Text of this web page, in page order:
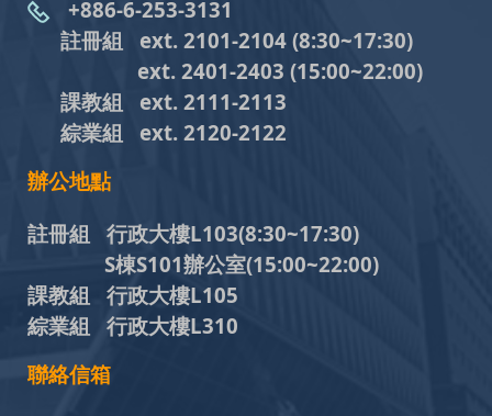
+886-6-253-3131
註冊組 ext. 2101-2104 (8:30~17:30)
ext. 2401-2403 (15:00~22:00)
課教組 ext. 2111-2113
綜業組
ext. 2120-2122
辦公地點
註冊組 行政大樓L103(8:30~17:30)
S棟S101辦公室(15:00~22:00)
課教組 行政大樓L105
綜業組 行政大樓L310
聯絡信箱